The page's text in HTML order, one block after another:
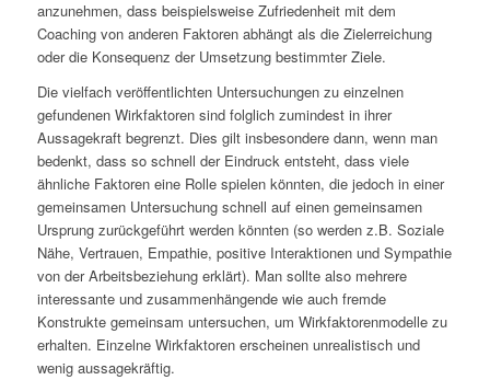
anzunehmen, dass beispielsweise Zufriedenheit mit dem
Coaching von anderen Faktoren abhängt als die Zielerreichung
oder die Konsequenz der Umsetzung bestimmter Ziele.
Die vielfach veröffentlichten Untersuchungen zu einzelnen
gefundenen Wirkfaktoren sind folglich zumindest in ihrer
Aussagekraft begrenzt. Dies gilt insbesondere dann, wenn man
bedenkt, dass so schnell der Eindruck entsteht, dass viele
ähnliche Faktoren eine Rolle spielen könnten, die jedoch in einer
gemeinsamen Untersuchung schnell auf einen gemeinsamen
Ursprung zurückgeführt werden könnten (so werden z.B. Soziale
Nähe, Vertrauen, Empathie, positive Interaktionen und Sympathie
von der Arbeitsbeziehung erklärt). Man sollte also mehrere
interessante und zusammenhängende wie auch fremde
Konstrukte gemeinsam untersuchen, um Wirkfaktorenmodelle zu
erhalten. Einzelne Wirkfaktoren erscheinen unrealistisch und
wenig aussagekräftig.